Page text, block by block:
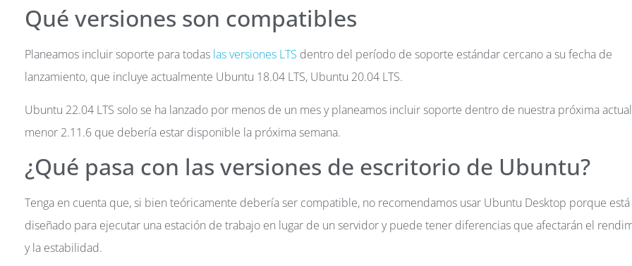
Qué versiones son compatibles
Planeamos incluir soporte para todas las versiones LTS dentro del período de soporte estándar cercano a su fecha de
lanzamiento, que incluye actualmente Ubuntu 18.04 LTS, Ubuntu 20.04 LTS.
Ubuntu 22.04 LTS solo se ha lanzado por menos de un mes y planeamos incluir soporte dentro de nuestra próxima
menor 2.11.6 que debería estar disponible la próxima semana.
¿Qué pasa con las versiones de escritorio de Ubuntu?
Tenga en cuenta que, si bien teóricamente debería ser compatible, no recomendamos usar Ubuntu Desktop porque está
diseñado para ejecutar una estación de trabajo en lugar de un servidor y puede tener diferencias que afectarán el
y la estabilidad.